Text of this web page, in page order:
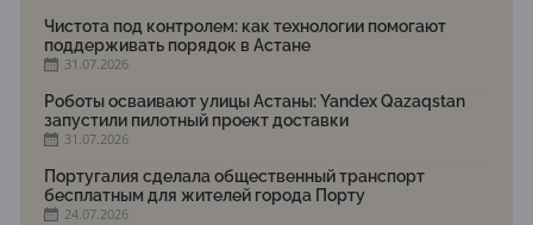
Чистота под контролем: как технологии помогают
поддерживать порядок в Астане
31.07.2026
Роботы осваивают улицы Астаны: Yandex Qazaqstan
запустили пилотный проект доставки
31.07.2026
Португалия сделала общественный транспорт
бесплатным для жителей города Порту
24.07.2026